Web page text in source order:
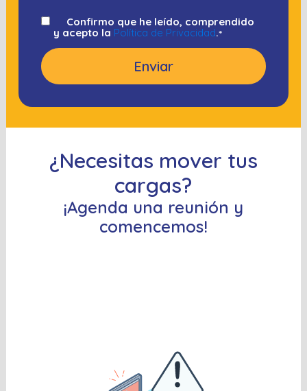
Confirmo que he leído, comprendido
y acepto la Política de Privacidad.*
¿Necesitas mover tus
cargas?
¡Agenda una reunión y
comencemos!